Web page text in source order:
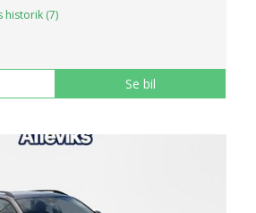
historik (7)
Se bil